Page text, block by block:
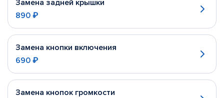
Замена задней крышки
890 ₽
Замена кнопки включения
690 ₽
Замена кнопок громкости